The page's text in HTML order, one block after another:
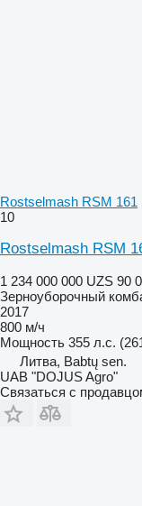
Rostselmash RSM 161
10
Rostselmash RSM
1 234 000 000 UZS 90
Зерноуборочный
2017
800 м/ч
Мощность 355 л.с.
Литва, Babtų sen.
UAB "DOJUS Agro"
Связаться с